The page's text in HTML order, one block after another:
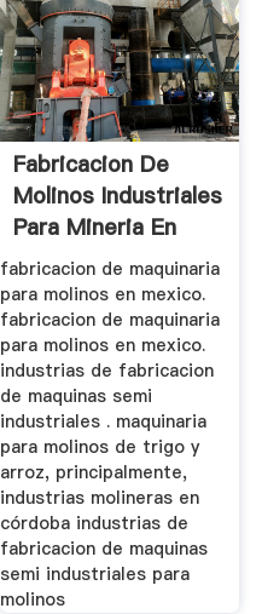
Fabricacion De
Molinos Industriales
Para Mineria En
Mexico
fabricacion de maquinaria
para molinos en mexico.
fabricacion de maquinaria
para molinos en mexico.
industrias de fabricacion
de maquinas semi
industriales . maquinaria
para molinos de trigo y
arroz, principalmente,
industrias molineras en
córdoba industrias de
fabricacion de maquinas
semi industriales para
molinos